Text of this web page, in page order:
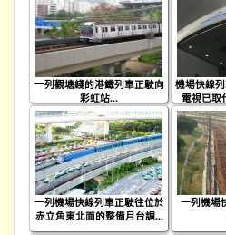
一列觀塘綫的港鐵列車正駛向
彩虹站...
機場快線
電視已取
一列機場快線列車正駛往位於
赤立角東北面的整備月台調...
一列機場